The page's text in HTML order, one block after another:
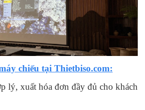
chiếu tại Thietbiso.com:
lý, xuất hóa đơn đầy đủ cho khách